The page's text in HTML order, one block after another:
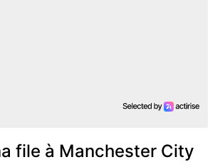
file à Manchester City